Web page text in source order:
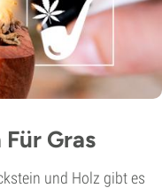
Gras
und Holz gibt es